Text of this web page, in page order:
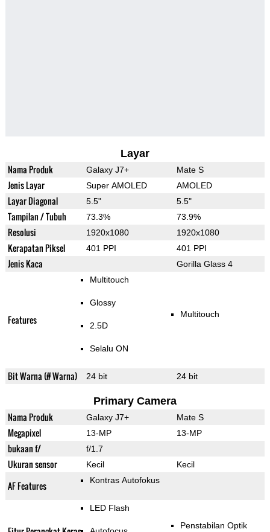
Layar
Nama Produk Galaxy J7+ Mate S
Jenis Layar Super AMOLED AMOLED
Layar Diagonal 5.5" 5.5"
Tampilan / Tubuh 73.3% 73.9%
Resolusi 1920x1080 1920x1080
Kerapatan Piksel 401 PPI 401 PPI
Jenis Kaca Gorilla Glass 4
Features
Multitouch
Glossy
2.5D
Selalu ON
Multitouch
Bit Warna (# Warna) 24 bit 24 bit
Primary Camera
Nama Produk Galaxy J7+ Mate S
Megapixel 13-MP 13-MP
bukaan f/ f/1.7
Ukuran sensor Kecil Kecil
AF Features Kontras Autofokus
LED Flash
Penstabilan Optik